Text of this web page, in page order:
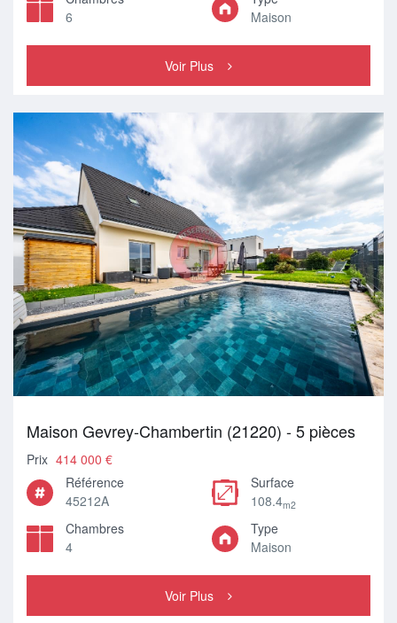
6
Maison
Voir Plus
Maison Gevrey-Chambertin (21220) - 5 pièces
Prix 414 000 €
Référence
45212A
Surface
108.4m2
Chambres
4
Type
Maison
Voir Plus